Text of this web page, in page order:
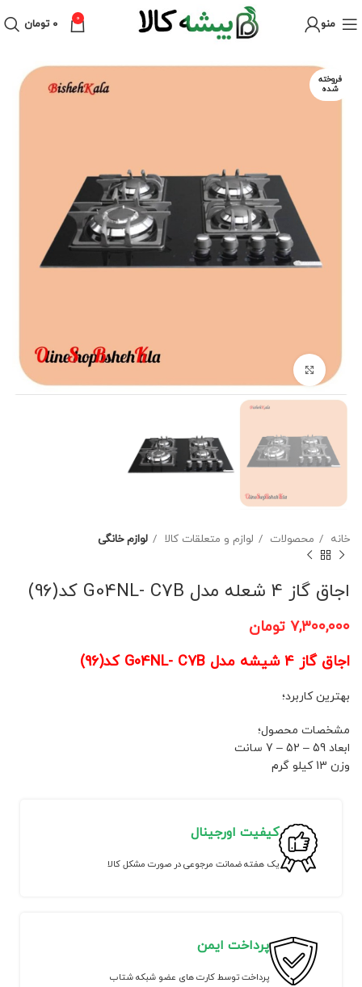
منو 0 ۰ تومان
فروخته
شده
خانه محصولات لوازم و متعلقات کالا لوازم خانگی
اجاق گاز 4 شعله مدل G04NL- C7B کد(96)
۷,۳۰۰,۰۰۰ تومان
اجاق گاز 4 شیشه مدل G04NL- C7B کد(96)
بهترین کاربرد؛
مشخصات محصول؛
ابعاد 59 – 52 – 7 سانت
وزن 13 کیلو گرم
کیفیت اورجینال
یک هفته ضمانت مرجوعی در صورت مشکل کالا
پرداخت ایمن
پرداخت توسط کارت های عضو شبکه شتاب